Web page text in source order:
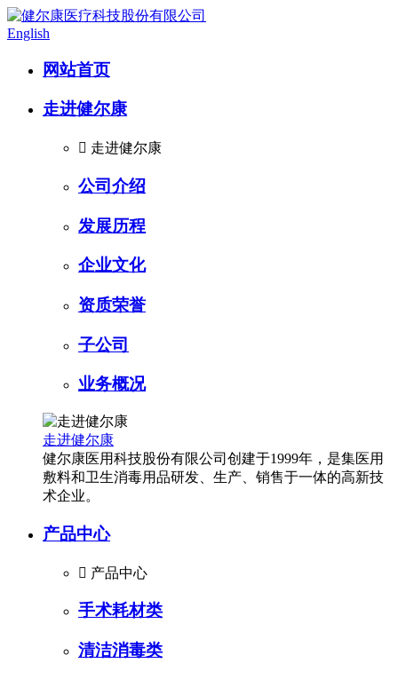
English
网站首页
走进健尔康
 走进健尔康
公司介绍
发展历程
企业文化
资质荣誉
子公司
业务概况
走进健尔康
健尔康医用科技股份有限公司创建于1999年，是集医用
敷料和卫生消毒用品研发、生产、销售于一体的高新技
术企业。
产品中心
 产品中心
手术耗材类
清洁消毒类